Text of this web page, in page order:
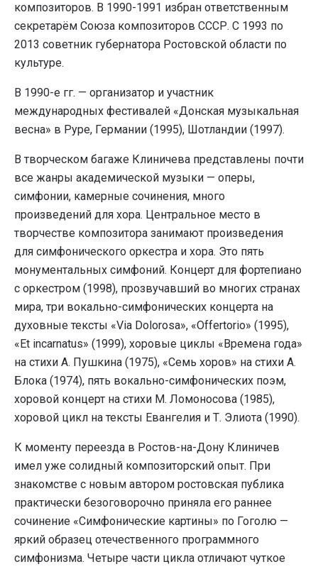
композиторов. В 1990-1991 избран ответственным
секретарём Союза композиторов СССР. С 1993 по
2013 советник губернатора Ростовской области по
культуре.
В 1990-е гг. — организатор и участник
международных фестивалей «Донская музыкальная
весна» в Руре, Германии (1995), Шотландии (1997).
В творческом багаже Клиничева представлены почти
все жанры академической музыки — оперы,
симфонии, камерные сочинения, много
произведений для хора. Центральное место в
творчестве композитора занимают произведения
для симфонического оркестра и хора. Это пять
монументальных симфоний. Концерт для фортепиано
с оркестром (1998), прозвучавший во многих странах
мира, три вокально-симфонических концерта на
духовные тексты «Via Dolorosa», «Offertorio» (1995),
«Et incarnatus» (1999), хоровые циклы «Времена года»
на стихи А. Пушкина (1975), «Семь хоров» на стихи А.
Блока (1974), пять вокально-симфонических поэм,
хоровой концерт на стихи М. Ломоносова (1985),
хоровой цикл на тексты Евангелия и Т. Элиота (1990).
К моменту переезда в Ростов-на-Дону Клиничев
имел уже солидный композиторский опыт. При
знакомстве с новым автором ростовская публика
практически безоговорочно приняла его раннее
сочинение «Симфонические картины» по Гоголю —
яркий образец отечественного программного
симфонизма. Четыре части цикла отличают чуткое